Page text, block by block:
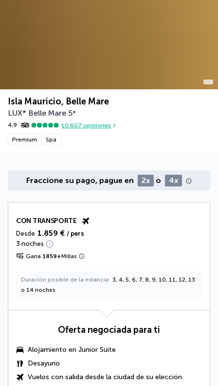
Isla Mauricio, Belle Mare
LUX* Belle Mare 5*
4,9 10.607 opiniones
Premium Spa
Fraccione su pago, pague en 2x o 4x
CON TRANSPORTE
Desde 1.859 € / pers
3 noches
Gana 1859+Millas
Duración posible de la estancia
3, 4, 5, 6, 7, 8, 9, 10, 11, 12, 13
o 14 noches
Oferta negociada para ti
Alojamiento en Junior Suite
Desayuno
Vuelos con salida desde la ciudad de su elección